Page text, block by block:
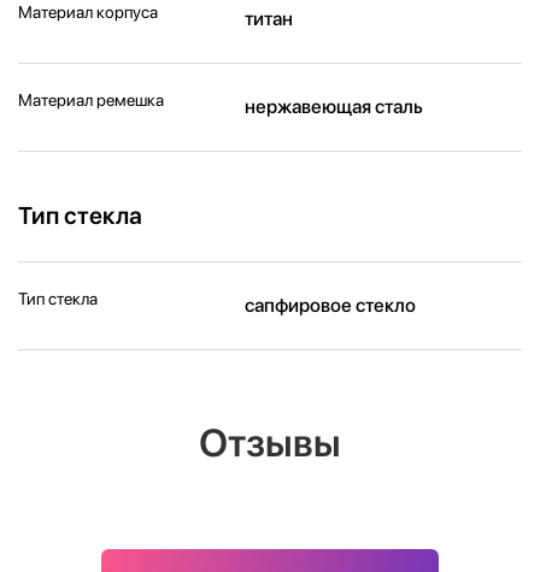
Материал корпуса титан
Материал ремешка нержавеющая сталь
Тип стекла
Тип стекла сапфировое стекло
Отзывы